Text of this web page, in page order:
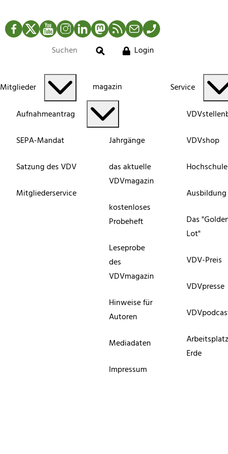
Facebook
TwitterYouTubeInstagram
LinkedInMastodonRSS-Newsfeed
MailTelefon
Suche
Login
Mitglieder
Aufnahmeantrag
SEPA-Mandat
Satzung des VDV
Mitgliederservice
magazin
Jahrgänge
das aktuelle
VDVmagazin
kostenloses
Probeheft
Leseprobe
des
VDVmagazin
Hinweise für
Autoren
Mediadaten
Impressum
Service
VDVshop
Ausbildung
Das
Lot"
VDV-Preis
VDVpresse
Erde